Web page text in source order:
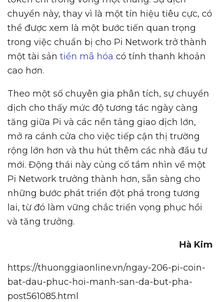
chuyển này, thay vì là một tín hiệu tiêu cực, có
thể được xem là một bước tiến quan trọng
trong việc chuẩn bị cho Pi Network trở thành
một tài sản tiền mã hóa có tính thanh khoản
cao hơn.
Theo một số chuyên gia phân tích, sự chuyển
dịch cho thấy mức độ tương tác ngày càng
tăng giữa Pi và các nền tảng giao dịch lớn,
mở ra cánh cửa cho việc tiếp cận thị trường
rộng lớn hơn và thu hút thêm các nhà đầu tư
mới. Động thái này củng cố tầm nhìn về một
Pi Network trưởng thành hơn, sẵn sàng cho
những bước phát triển đột phá trong tương
lai, từ đó làm vững chắc triển vọng phục hồi
và tăng trưởng.
Hà Kim
https://thuonggiaonline.vn/ngay-206-pi-coin-
bat-dau-phuc-hoi-manh-san-da-but-pha-
post561085.html